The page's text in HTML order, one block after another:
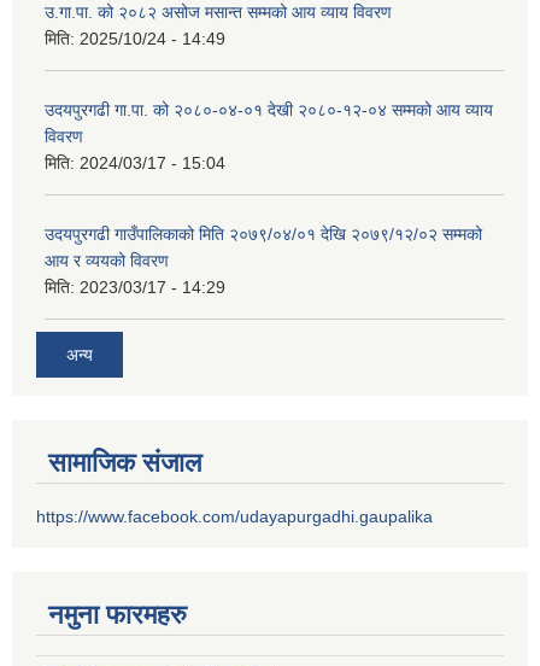
उ.गा.पा. को २०८२ असोज मसान्त सम्मको आय व्याय विवरण
मिति: 2025/10/24 - 14:49
उदयपुरगढी गा.पा. को २०८०-०४-०१ देखी २०८०-१२-०४ सम्मको आय व्याय
विवरण
मिति: 2024/03/17 - 15:04
उदयपुरगढी गाउँपालिकाको मिति २०७९/०४/०१ देखि २०७९/१२/०२ सम्मको
आय र व्ययको विवरण
मिति: 2023/03/17 - 14:29
अन्य
सामाजिक संजाल
https://www.facebook.com/udayapurgadhi.gaupalika
नमुना फारमहरु